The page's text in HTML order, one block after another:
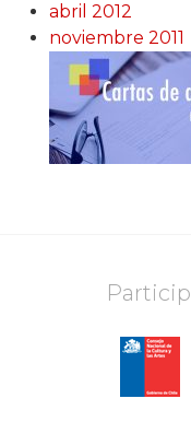
abril 2012
noviembre 2011